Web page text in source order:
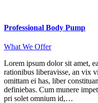
Professional Body Pump
What We Offer
Lorem ipsum dolor sit amet,
rationibus liberavisse, an vix
omittam ei has, liber
definiebas. Cum munere
pri solet omnium id,…